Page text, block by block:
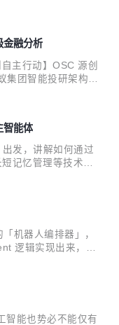
融分析
主行动】OSC 源创
团智能投研架构师
利用多智能体技术突
智能体
发，讲解如何通过
记忆管理等技术构
机器人编排器」，
逻辑实现出来，让
智能也势必不能仅有